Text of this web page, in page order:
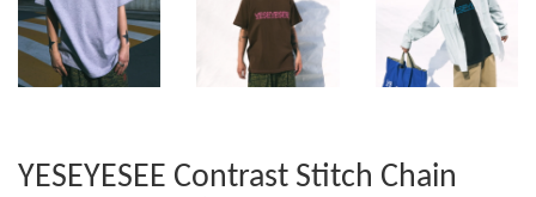
YESEYESEE Contrast Stitch Chain